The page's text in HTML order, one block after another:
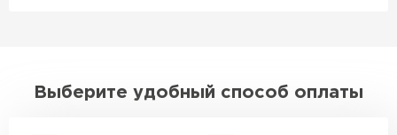
Выберите удобный способ оплаты